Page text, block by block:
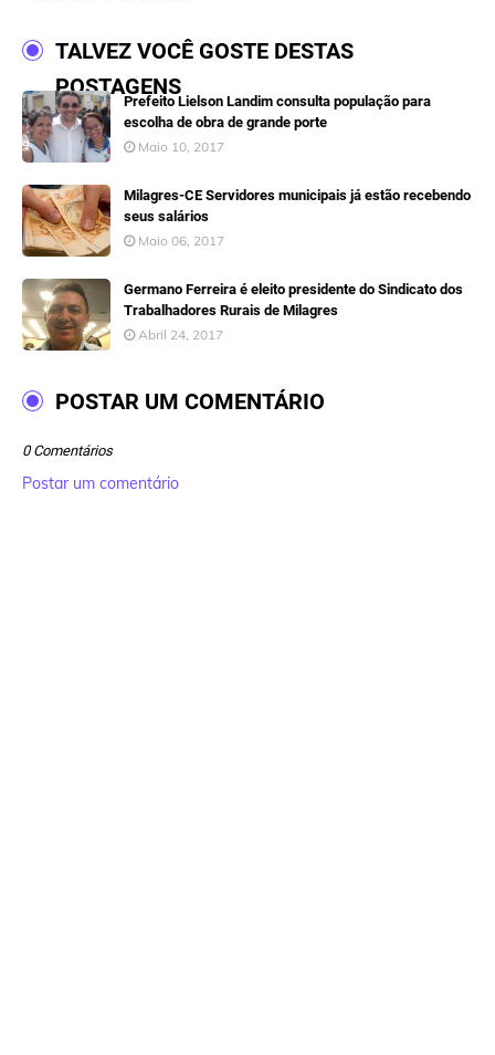
TALVEZ VOCÊ GOSTE DESTAS
POSTAGENS
Prefeito Lielson Landim consulta população para
escolha de obra de grande porte
Maio 10, 2017
Milagres-CE Servidores municipais já estão recebendo
seus salários
Maio 06, 2017
Germano Ferreira é eleito presidente do Sindicato dos
Trabalhadores Rurais de Milagres
Abril 24, 2017
POSTAR UM COMENTÁRIO
0 Comentários
Postar um comentário